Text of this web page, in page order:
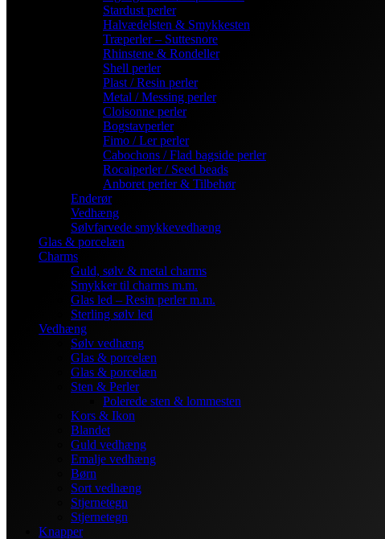
Stardust perler
Halvædelsten & Smykkesten
Træperler – Suttesnore
Rhinstene & Rondeller
Shell perler
Plast / Resin perler
Metal / Messing perler
Cloisonne perler
Bogstavperler
Fimo / Ler perler
Cabochons / Flad bagside perler
Rocaiperler / Seed beads
Anboret perler & Tilbehør
Enderør
Vedhæng
Sølvfarvede smykkevedhæng
Glas & porcelæn
Charms
Guld, sølv & metal charms
Smykker til charms m.m.
Glas led – Resin perler m.m.
Sterling sølv led
Vedhæng
Sølv vedhæng
Glas & porcelæn
Glas & porcelæn
Sten & Perler
Polerede sten & lommesten
Kors & Ikon
Blandet
Guld vedhæng
Emalje vedhæng
Børn
Sort vedhæng
Stjernetegn
Stjernetegn
Knapper